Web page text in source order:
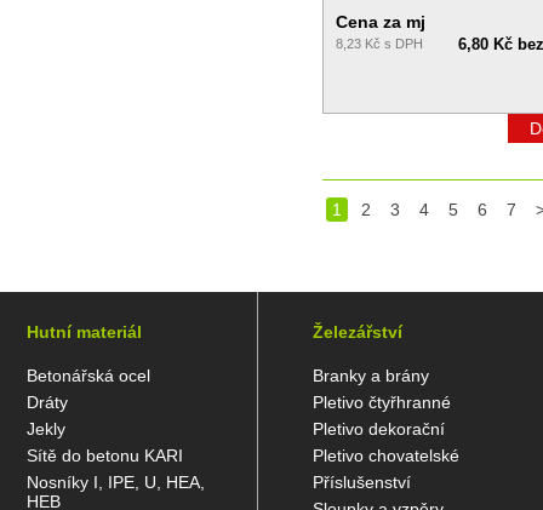
Cena za mj
8,23 Kč s DPH 6,80 Kč
1 2 3 4 5 6 7
Hutní materiál
Betonářská ocel
Dráty
Jekly
Sítě do betonu KARI
Nosníky I, IPE, U, HEA,
HEB
Železářství
Branky a brány
Pletivo čtyřhranné
Pletivo dekorační
Pletivo chovatelské
Příslušenství